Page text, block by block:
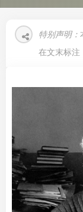
特别声明：
在文末标注